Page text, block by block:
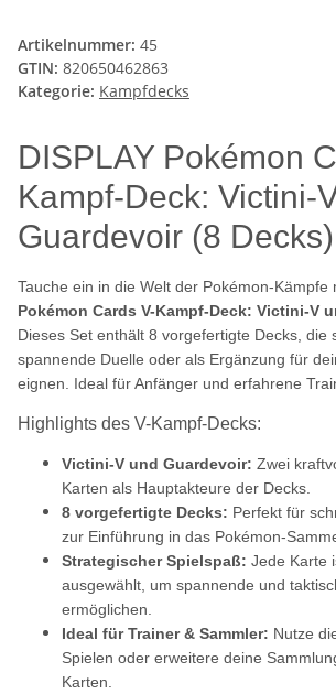
Artikelnummer: 45
GTIN: 820650462863
Kategorie: Kampfdecks
DISPLAY Pokémon
Kampf-Deck: Victini-
Guardevoir (8 Decks)
Tauche ein in die Welt der Pokémon-Kämpfe
Pokémon Cards V-Kampf-Deck: Victini-V
Dieses Set enthält 8 vorgefertigte Decks, die
spannende Duelle oder als Ergänzung für
eignen. Ideal für Anfänger und erfahrene
Highlights des V-Kampf-Decks:
Victini-V und Guardevoir: Zwei
Karten als Hauptakteure der Decks.
8 vorgefertigte Decks: Perfekt für
zur Einführung in das Pokémon-
Strategischer Spielspaß: Jede Karte
ausgewählt, um spannende und
ermöglichen.
Ideal für Trainer & Sammler: Nutze
Spielen oder erweitere deine
Karten.